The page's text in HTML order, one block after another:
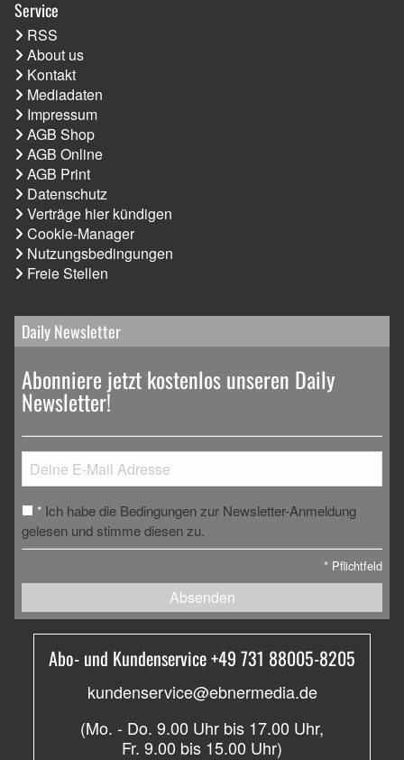
Service
RSS
About us
Kontakt
Mediadaten
Impressum
AGB Shop
AGB Online
AGB Print
Datenschutz
Verträge hier kündigen
Cookie-Manager
Nutzungsbedingungen
Freie Stellen
Daily Newsletter
Abonniere jetzt kostenlos unseren Daily
Newsletter!
* Ich habe die Bedingungen zur Newsletter-Anmeldung
gelesen und stimme diesen zu.
* Pflichtfeld
Absenden
Abo- und Kundenservice +49 731 88005-8205
kundenservice@ebnermedia.de
(Mo. - Do. 9.00 Uhr bis 17.00 Uhr,
Fr. 9.00 bis 15.00 Uhr)